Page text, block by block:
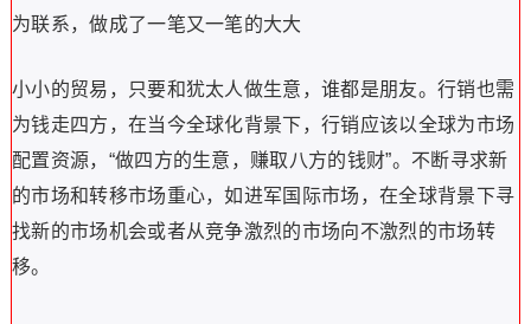
为联系，做成了一笔又一笔的大大
小小的贸易，只要和犹太人做生意，谁都是朋友。 行销也需
为钱走四方，在当今全球化背景下，行销应该以全球为市场
配置资源，“做四方的生意，赚取八方的钱财”。 不断寻求新
的市场和转移市场重心，如进军国际市场，在全球背景下寻
找新的市场机会或者从竞争激烈的市场向不激烈的市场转
移。